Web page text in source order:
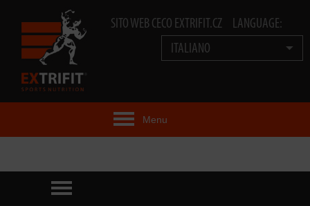
SITO WEB CECO EXTRIFIT.CZ
LANGUAGE:
ITALIANO
Menu
PRODOTTI